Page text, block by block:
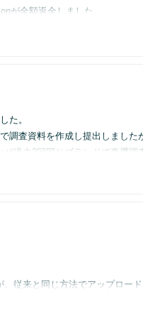
う一度だけご相談しようとは思
。
をしてもよいかと思いましたが
した。
違反でアカウント停止になるこ
された方はいらっしゃいますか?
が全額返金しました。
ンのコピーと配達担当の証言(
商品にもクレームをしてきてま
います。
た。
調査資料を作成し提出しました
過去2回同じブランドで真贋
うのですか？
カウント停止のリスクがあるっ
すか？
たらアドバイスお願いいたしま
くと通りやすいなどあるんでし
願いすれば何でも用意してくれ
従来と同じ方法でアップロー
頂けませんので、エラー表示